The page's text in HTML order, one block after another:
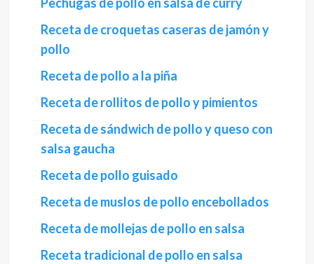
Receta de croquetas caseras de jamón y
pollo
Receta de pollo a la piña
Receta de rollitos de pollo y pimientos
Receta de sándwich de pollo y queso con
salsa gaucha
Receta de pollo guisado
Receta de muslos de pollo encebollados
Receta de mollejas de pollo en salsa
Receta tradicional de pollo en salsa